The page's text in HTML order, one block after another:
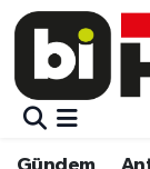
Gündem
Gündem